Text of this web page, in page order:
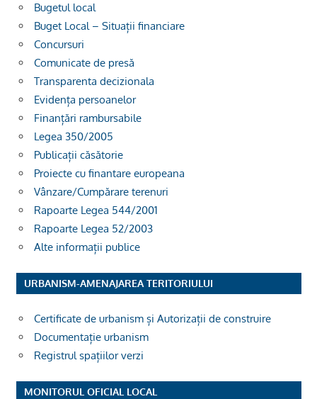
Bugetul local
Buget Local – Situații financiare
Concursuri
Comunicate de presă
Transparenta decizionala
Evidența persoanelor
Finanțări rambursabile
Legea 350/2005
Publicații căsătorie
Proiecte cu finantare europeana
Vânzare/Cumpărare terenuri
Rapoarte Legea 544/2001
Rapoarte Legea 52/2003
Alte informații publice
URBANISM-AMENAJAREA TERITORIULUI
Certificate de urbanism și Autorizații de construire
Documentație urbanism
Registrul spațiilor verzi
MONITORUL OFICIAL LOCAL